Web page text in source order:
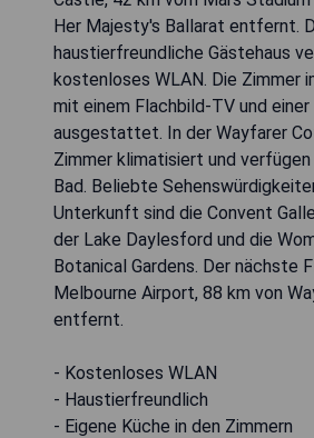
Her Majesty's Ballarat entfernt.
haustierfreundliche Gästehaus
kostenloses WLAN. Die Zimmer
mit einem Flachbild-TV und einer
ausgestattet. In der Wayfarer
Zimmer klimatisiert und verfügen
Bad. Beliebte
Unterkunft sind die Convent
der Lake Daylesford und die
Botanical Gardens. Der nächste
Melbourne Airport, 88 km von
entfernt.
- Kostenloses WLAN
- Haustierfreundlich
- Eigene Küche in den Zimmern